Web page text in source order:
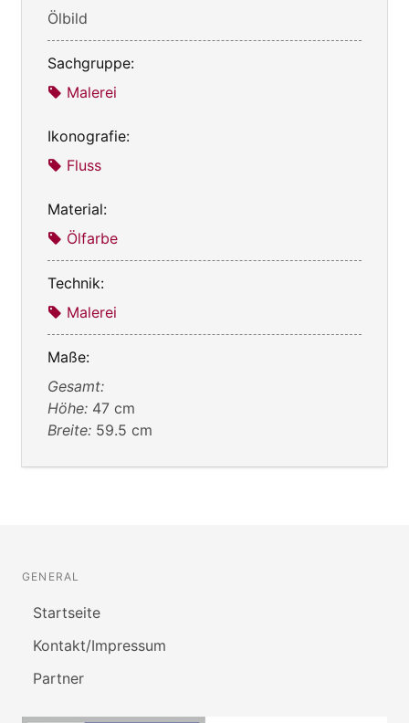
Ölbild
Sachgruppe:
Malerei
Ikonografie:
Fluss
Material:
Ölfarbe
Technik:
Malerei
Maße:
Gesamt:
Höhe: 47 cm
Breite: 59.5 cm
GENERAL
Startseite
Kontakt/Impressum
Partner